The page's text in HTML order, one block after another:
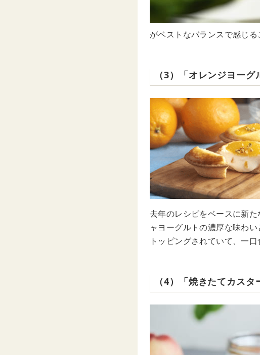
がベストなバランスで感じる
（3）「オレンジヨーグ
去年のレシピをベースに新
ャヨーグルトの濃厚な味わ
トッピングされていて、一
（4）「焼きたてカスタ